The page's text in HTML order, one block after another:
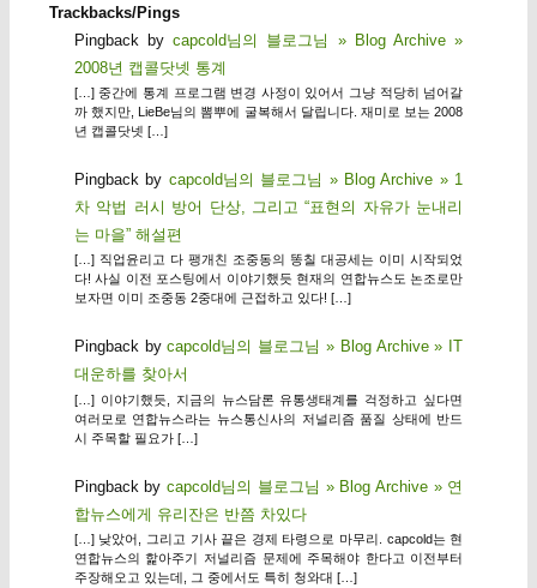
Trackbacks/Pings
Pingback bycapcold님의 블로그님 » Blog Archive »
2008년 캡콜닷넷 통계
[…] 중간에 통계 프로그램 변경 사정이 있어서 그냥 적당히 넘어갈
까 했지만, LieBe님의 뽐뿌에 굴복해서 달립니다. 재미로 보는 2008
년 캡콜닷넷 […]
Pingback by capcold님의 블로그님 » Blog Archive » 1
차 악법 러시 방어 단상, 그리고 “표현의 자유가 눈내리
는 마을” 해설편
[…] 직업윤리고 다 팽개친 조중동의 똥칠 대공세는 이미 시작되었
다! 사실 이전 포스팅에서 이야기했듯 현재의 연합뉴스도 논조로만
보자면 이미 조중동 2중대에 근접하고 있다! […]
Pingback bycapcold님의 블로그님 » Blog Archive » IT
대운하를 찾아서
[…] 이야기했듯, 지금의 뉴스담론 유통생태계를 걱정하고 싶다면
여러모로 연합뉴스라는 뉴스통신사의 저널리즘 품질 상태에 반드
시 주목할 필요가 […]
Pingback bycapcold님의 블로그님 » Blog Archive » 연
합뉴스에게 유리잔은 반쯤 차있다
[…] 낮았어, 그리고 기사 끝은 경제 타령으로 마무리. capcold는 현
연합뉴스의 핥아주기 저널리즘 문제에 주목해야 한다고 이전부터
주장해오고 있는데, 그 중에서도 특히 청와대 […]